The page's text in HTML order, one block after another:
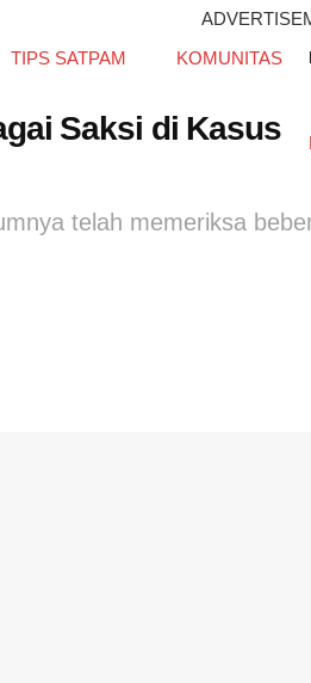
TIPS SATPAM KOMUNITAS
Saksi di Kasus
telah memeriksa